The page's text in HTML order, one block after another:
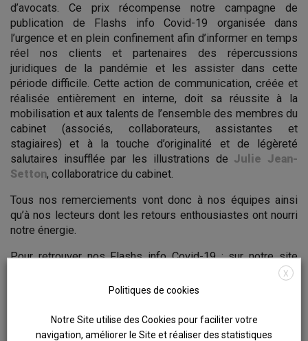
d’avocats. Ce prix récompense notre campagne de
publication de Flashs info Covid-19 organisée dans
l’urgence et en plein confinement afin d’informer en temps
réel nos clients et partenaires des répercussions
juridiques de la pandémie et les assister dans cette
période difficile. Cette action de communication, créée et
réalisée entièrement en interne, doit sa réussite à la
mobilisation et aux talents de l’ensemble des membres du
cabinet (associés, collaborateurs, assistantes et
stagiaires) et à la touche d’originalité et de légèreté
salutaires insufflée par les illustrations de Julie Jean-
Setton, collaboratrice du cabinet.
Tous nos remerciements vont donc à nos équipes ainsi
qu’à nos lecteurs dont les retours enthousiastes ont nourri
notre énergie.
Pour retrouver nos Flashs info Covid-19 : sur notre site
» ou
X
Politiques de cookies
Notre Site utilise des Cookies pour faciliter votre
navigation, améliorer le Site et réaliser des statistiques